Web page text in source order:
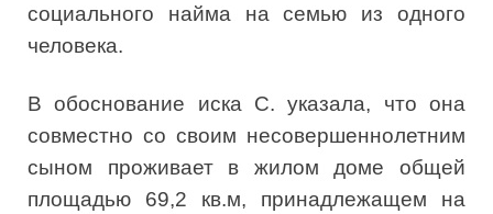
социального найма на семью из одного
человека.
В обоснование иска С. указала, что она
совместно со своим несовершеннолетним
сыном проживает в жилом доме общей
площадью 69,2 кв.м, принадлежащем на